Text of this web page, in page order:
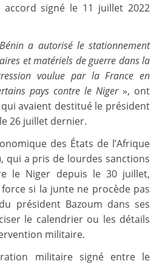
accord signé le 11 juillet 2022
a autorisé le stationnement
et matériels de guerre dans la
voulue par la France en
pays contre le Niger», ont
avaient destitué le président
26 juillet dernier.
des États de l’Afrique
qui a pris de lourdes sanctions
le Niger depuis le 30 juillet,
force si la junte ne procède pas
président Bazoum dans ses
le calendrier ou les détails
militaire.
militaire signé entre le